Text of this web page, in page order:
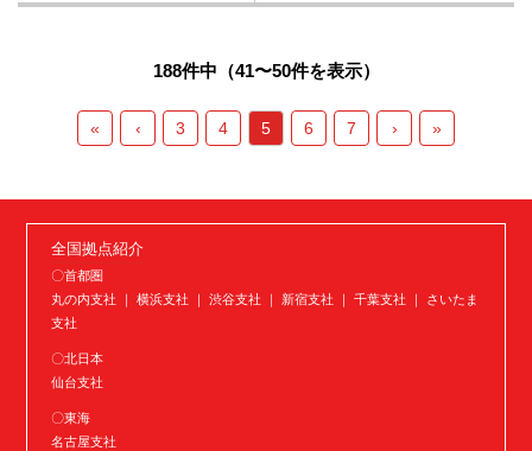
188件中（41〜50件を表示）
« ‹ 3 4 5 6 7 › »
全国拠点紹介
〇首都圏
丸の内支社 ｜ 横浜支社 ｜ 渋谷支社 ｜ 新宿支社 ｜ 千葉支社 ｜ さいたま
支社
〇北日本
仙台支社
〇東海
名古屋支社